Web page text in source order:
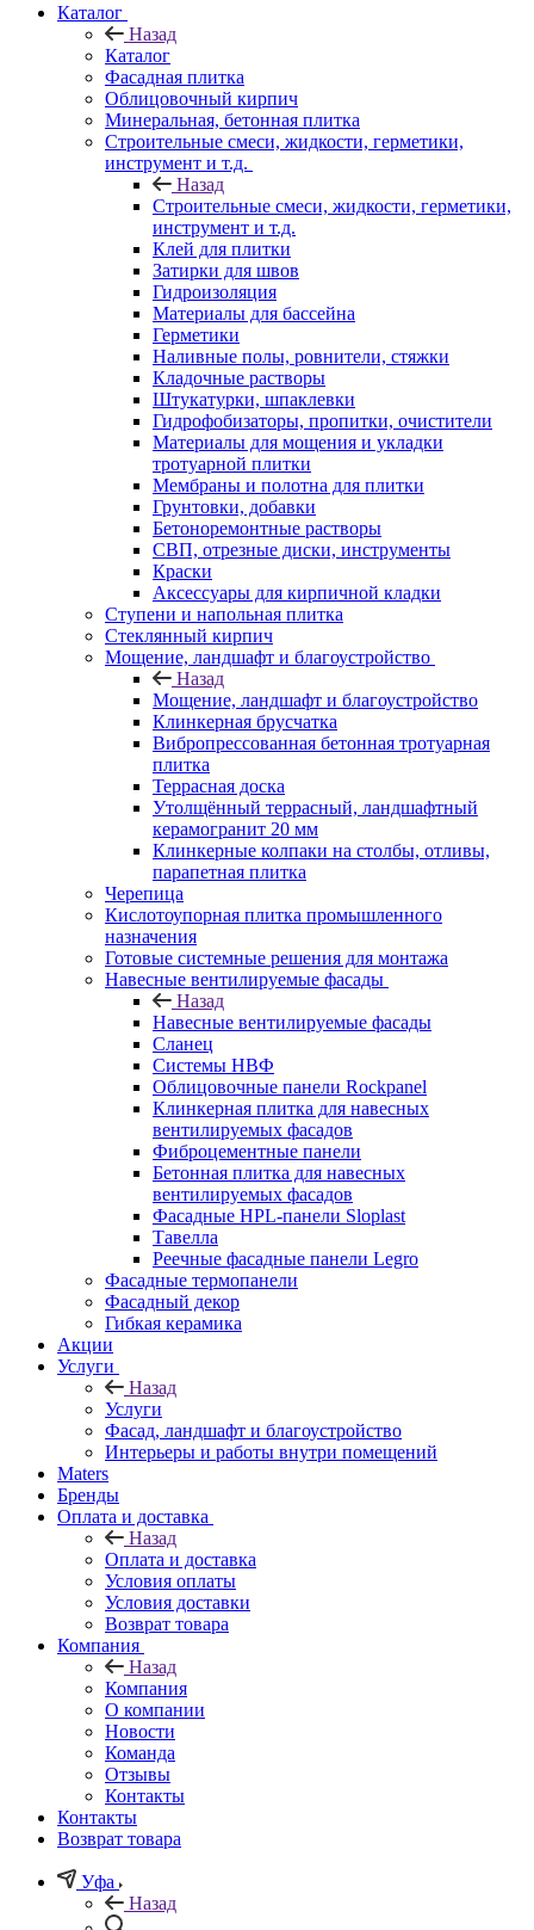
Каталог
Назад
Каталог
Фасадная плитка
Облицовочный кирпич
Минеральная, бетонная плитка
Строительные смеси, жидкости, герметики,
инструмент и т.д.
Назад
Строительные смеси, жидкости, герметики,
инструмент и т.д.
Клей для плитки
Затирки для швов
Гидроизоляция
Материалы для бассейна
Герметики
Наливные полы, ровнители, стяжки
Кладочные растворы
Штукатурки, шпаклевки
Гидрофобизаторы, пропитки, очистители
Материалы для мощения и укладки
тротуарной плитки
Мембраны и полотна для плитки
Грунтовки, добавки
Бетоноремонтные растворы
СВП, отрезные диски, инструменты
Краски
Аксессуары для кирпичной кладки
Ступени и напольная плитка
Cтеклянный кирпич
Мощение, ландшафт и благоустройство
Назад
Мощение, ландшафт и благоустройство
Клинкерная брусчатка
Вибропрессованная бетонная тротуарная
плитка
Террасная доска
Утолщённый террасный, ландшафтный
керамогранит 20 мм
Клинкерные колпаки на столбы, отливы,
парапетная плитка
Черепица
Кислотоупорная плитка промышленного
назначения
Готовые системные решения для монтажа
Навесные вентилируемые фасады
Назад
Навесные вентилируемые фасады
Сланец
Системы НВФ
Облицовочные панели Rockpanel
Клинкерная плитка для навесных
вентилируемых фасадов
Фиброцементные панели
Бетонная плитка для навесных
вентилируемых фасадов
Фасадные HPL-панели Sloplast
Тавелла
Реечные фасадные панели Legro
Фасадные термопанели
Фасадный декор
Гибкая керамика
Акции
Услуги
Назад
Услуги
Фасад, ландшафт и благоустройство
Интерьеры и работы внутри помещений
Maters
Бренды
Оплата и доставка
Назад
Оплата и доставка
Условия оплаты
Условия доставки
Возврат товара
Компания
Назад
Компания
О компании
Новости
Команда
Отзывы
Контакты
Контакты
Возврат товара
Уфа
Назад